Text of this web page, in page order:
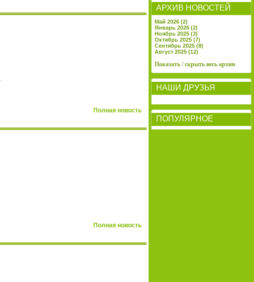
Полная новость
Полная новость
АРХИВ НОВОСТЕЙ
Май 2026 (2)
Январь 2026 (2)
Ноябрь 2025 (3)
Октябрь 2025 (7)
Сентябрь 2025 (8)
Август 2025 (12)
Показать / скрыть весь архив
НАШИ ДРУЗЬЯ
ПОПУЛЯРНОЕ